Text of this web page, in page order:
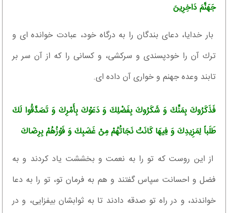
جَهَنَّمَ دَاخِرِينَ‏
بار خدايا، دعاى بندگان را به درگاه خود، عبادت خوانده ‏اى و
ترك آن را خودپسندى و سركشى، و كسانى را كه از آن سر بر
تابند وعده جهنم و خوارى آن داده‏ اى.
فَذَكَرُوكَ بِمَنِّكَ وَ شَكَرُوكَ بِفَضْلِكَ وَ دَعَوْكَ بِأَمْرِكَ وَ تَصَدَّقُوا لَكَ
طَلَباً لِمَزِيدِكَ وَ فِيهَا كَانَتْ نَجَاتُهُمْ مِنْ غَضَبِكَ وَ فَوْزُهُمْ بِرِضَاكَ‏
از اين روست كه تو را به نعمت و بخششت ياد كردند و به
فضل و احسانت سپاس گفتند و هم به فرمان تو، تو را به دعا
خواندند، و در راه تو صدقه دادند تا به ثوابشان بيفزايى، و در